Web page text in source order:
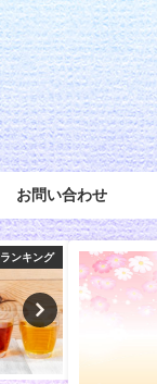
お問い合わせ
ランキング